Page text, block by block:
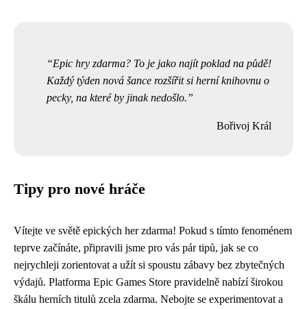
Epic hry zdarma? To je jako najít poklad na půdě!
Každý týden nová šance rozšířit si herní knihovnu o
pecky, na které by jinak nedošlo.
Bořivoj Král
Tipy pro nové hráče
Vítejte ve světě epických her zdarma! Pokud s tímto fenoménem
teprve začínáte, připravili jsme pro vás pár tipů, jak se co
nejrychleji zorientovat a užít si spoustu zábavy bez zbytečných
výdajů. Platforma Epic Games Store pravidelně nabízí širokou
škálu herních titulů zcela zdarma. Nebojte se experimentovat a